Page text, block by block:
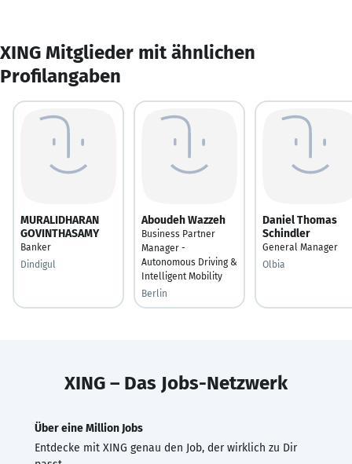
XING Mitglieder mit ähnlichen
Profilangaben
MURALIDHARAN
GOVINTHASAMY
Banker
Dindigul
Aboudeh Wazzeh
Business Partner
Manager -
Autonomous Driving &
Intelligent Mobility
Berlin
Daniel Thomas
Schindler
General Manager
Olbia
XING – Das Jobs-Netzwerk
Über eine Million Jobs
Entdecke mit XING genau den Job, der wirklich zu Dir